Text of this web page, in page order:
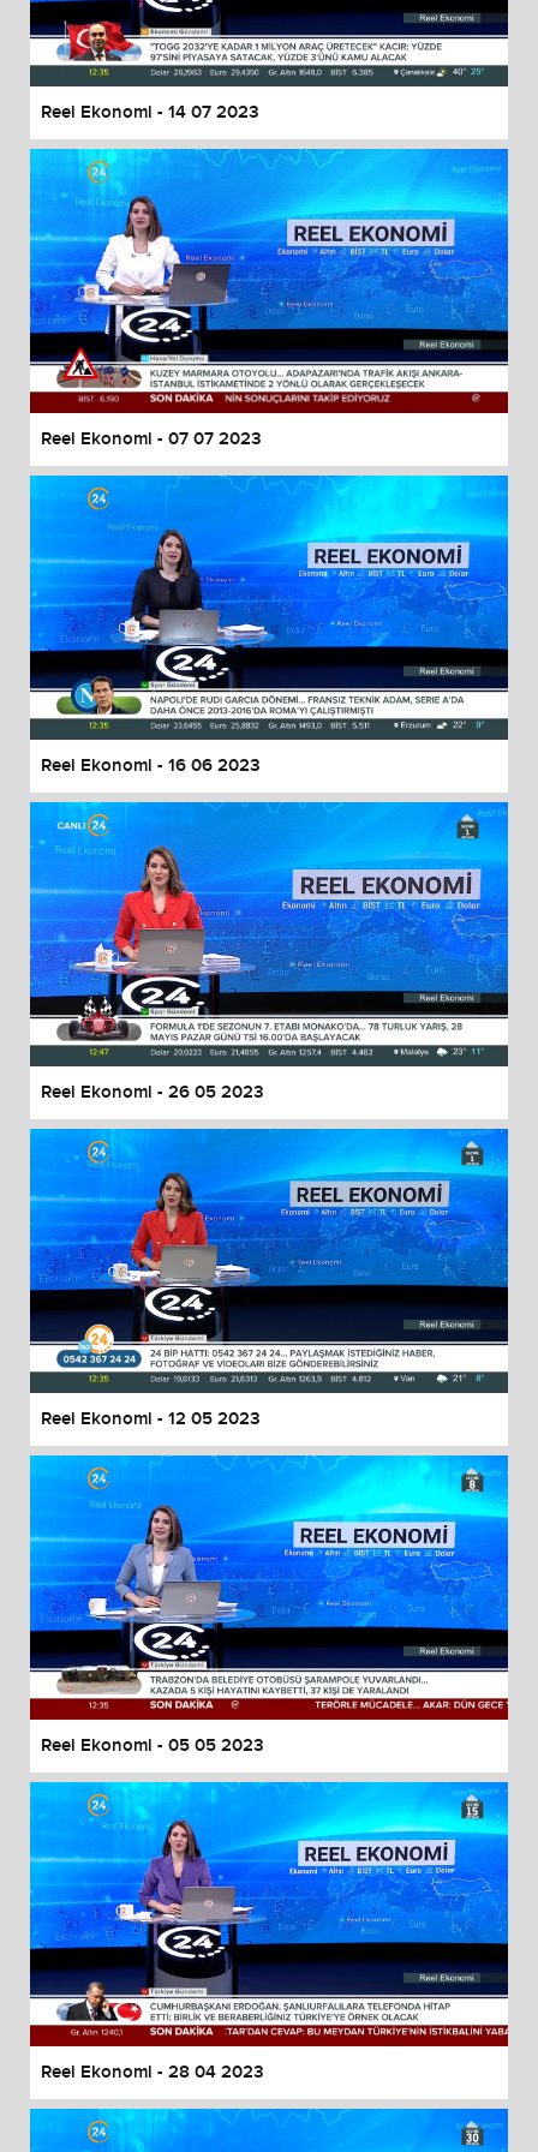
End of dialog window.
Reel Ekonomi - 14 07 2023
Reel Ekonomi - 07 07 2023
Reel Ekonomi - 16 06 2023
Reel Ekonomi - 26 05 2023
Reel Ekonomi - 12 05 2023
Reel Ekonomi - 05 05 2023
Reel Ekonomi - 28 04 2023